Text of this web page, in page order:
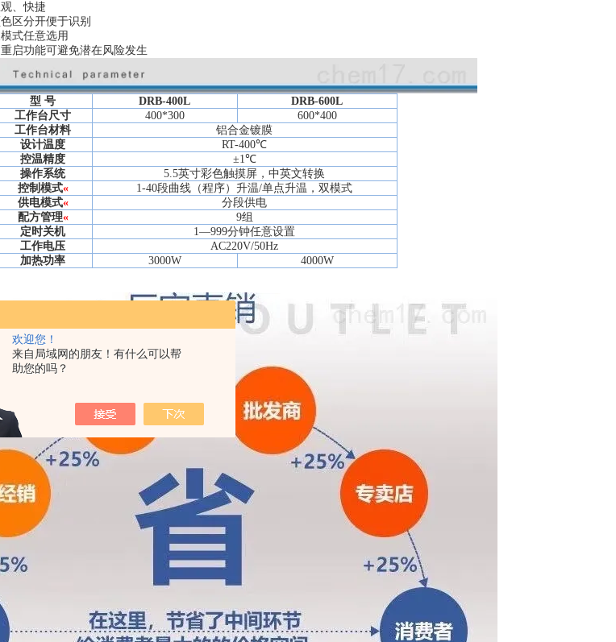
欢迎您！
来自局域网的朋友！有什么可以帮
助您的吗？
、快捷
区分开便于识别
式任意选用
启功能可避免潜在风险发生
型 号 DRB-400L
DRB-600L
工作台尺寸
400*300
600*400
工作台材料
铝合金镀膜
设计温度
RT-400℃
控温精度
±1℃
操作系统
5.5英寸彩色触摸屏，中英文转换
控制模式«
1-40段曲线（程序）升温/单点升温，双模式
供电模式«
分段供电
配方管理«
9组
定时关机
1—999分钟任意设置
工作电压
AC220V/50Hz
加热功率
3000W 4000W